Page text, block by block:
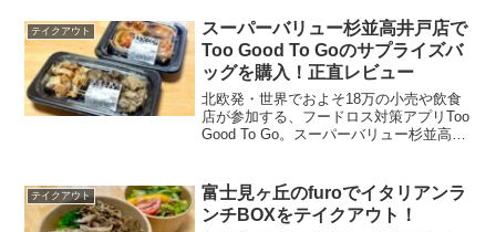
だけで心が癒されるマリトッツォをご堪
能あれ！
テイクアウト
スーパーバリュー杉並高井戸店で
Too Good To Goのサプライズバ
ッグを購入！正直レビュー
北欧発・世界でおよそ18万の小売や飲食
店が参加する、フードロス対策アプリToo
Good To Go。スーパーバリュー杉並高井
サプライズバッグはどれだけお...
テイクアウト
富士見ヶ丘のfuroでイタリアンラ
ンチBOXをテイクアウト！